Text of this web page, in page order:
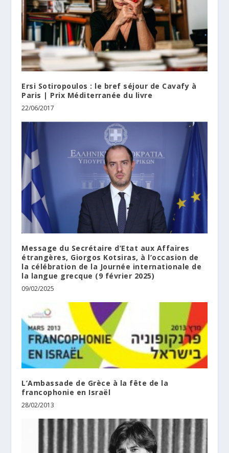
Ersi Sotiropoulos : le bref séjour de Cavafy à
Paris | Prix Méditerranée du livre
22/06/2017
Message du Secrétaire d’Etat aux Affaires
étrangères, Giorgos Kotsiras, à l’occasion de
la célébration de la Journée internationale de
la langue grecque (9 février 2025)
09/02/2025
L’Ambassade de Grèce à la fête de la
francophonie en Israël
28/02/2013